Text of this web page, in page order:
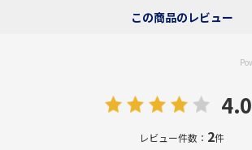
この商品のレビュー
4.0
レビュー件数： 2件